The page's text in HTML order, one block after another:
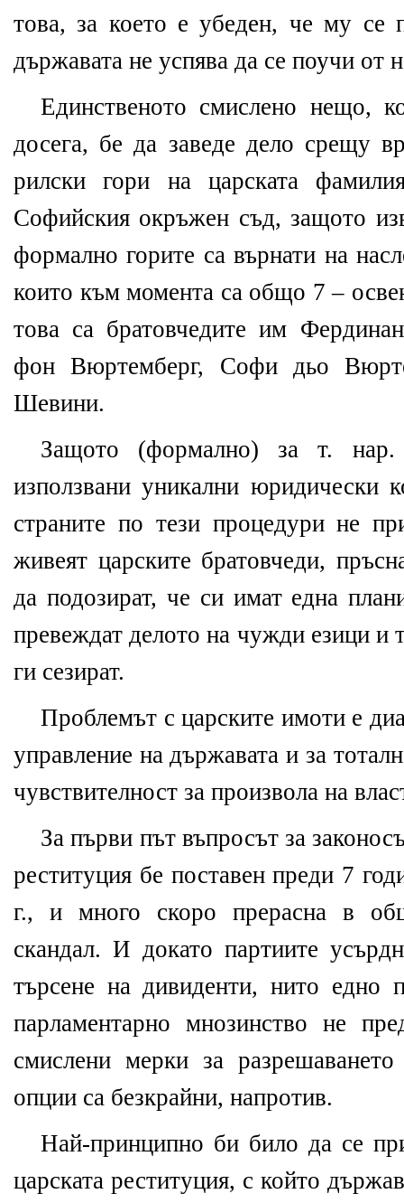
това, за което е убеден, че му се
държавата не успява да се поучи от
Единственото смислено нещо,
досега, бе да заведе дело срещу
рилски гори на царската
Софийския окръжен съд, защото
формално горите са върнати на
които към момента са общо 7 –
това са братовчедите им
фон Вюртемберг, Софи дьо
Шевини.
Защото (формално) за т. нар.
използвани уникални юридически
страните по тези процедури не
живеят царските братовчеди,
да подозират, че си имат една
превеждат делото на чужди езици и
ги сезират.
Проблемът с царските имоти е
управление на държавата и за
чувствителност за произвола на
За първи път въпросът за
реституция бе поставен преди 7
г., и много скоро прерасна в
скандал. И докато партиите
търсене на дивиденти, нито едно
парламентарно мнозинство не
смислени мерки за
опции са безкрайни, напротив.
Най-принципно би било да се
царската реституция, с който